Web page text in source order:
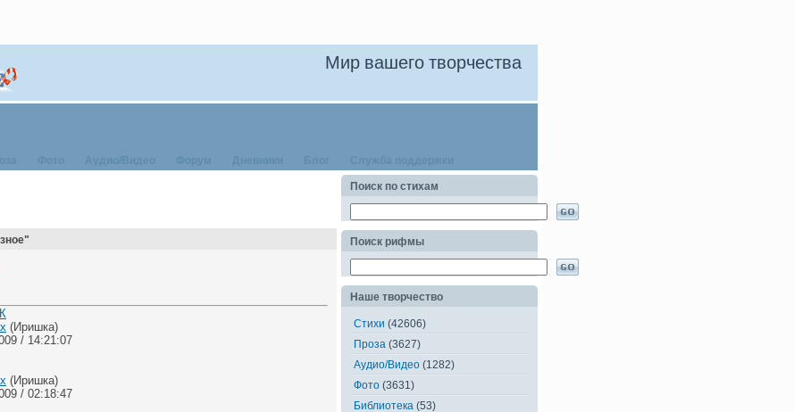
Мир вашего творчества
(Иришка)
/ 14:21:07
(Иришка)
/ 02:18:47
Поиск по стихам
Поиск рифмы
Наше творчество
Стихи (42606)
Проза (3627)
Аудио/Видео (1282)
Фото (3631)
Библиотека (53)